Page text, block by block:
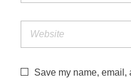
Save my name,